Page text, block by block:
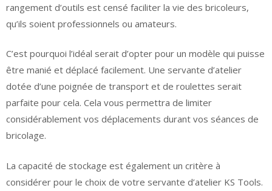
rangement d’outils est censé faciliter la vie des bricoleurs,
qu’ils soient professionnels ou amateurs.
C’est pourquoi l’idéal serait d’opter pour un modèle qui puisse
être manié et déplacé facilement. Une servante d’atelier
dotée d’une poignée de transport et de roulettes serait
parfaite pour cela. Cela vous permettra de limiter
considérablement vos déplacements durant vos séances de
bricolage.
La capacité de stockage est également un critère à
considérer pour le choix de votre servante d’atelier KS Tools.